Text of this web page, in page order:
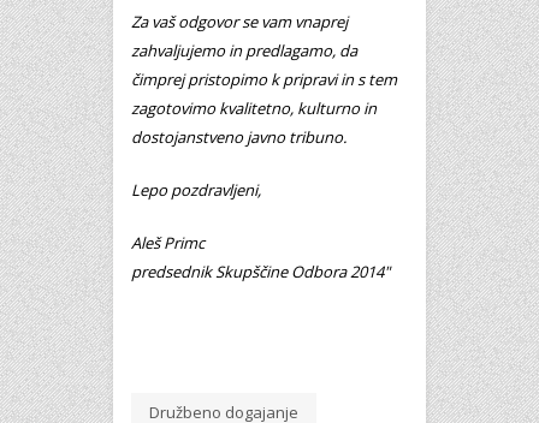
Za vaš odgovor se vam vnaprej
zahvaljujemo in predlagamo, da
čimprej pristopimo k pripravi in s tem
zagotovimo kvalitetno, kulturno in
dostojanstveno javno tribuno.
Lepo pozdravljeni,
Aleš Primc
predsednik Skupščine Odbora 2014"
Družbeno dogajanje